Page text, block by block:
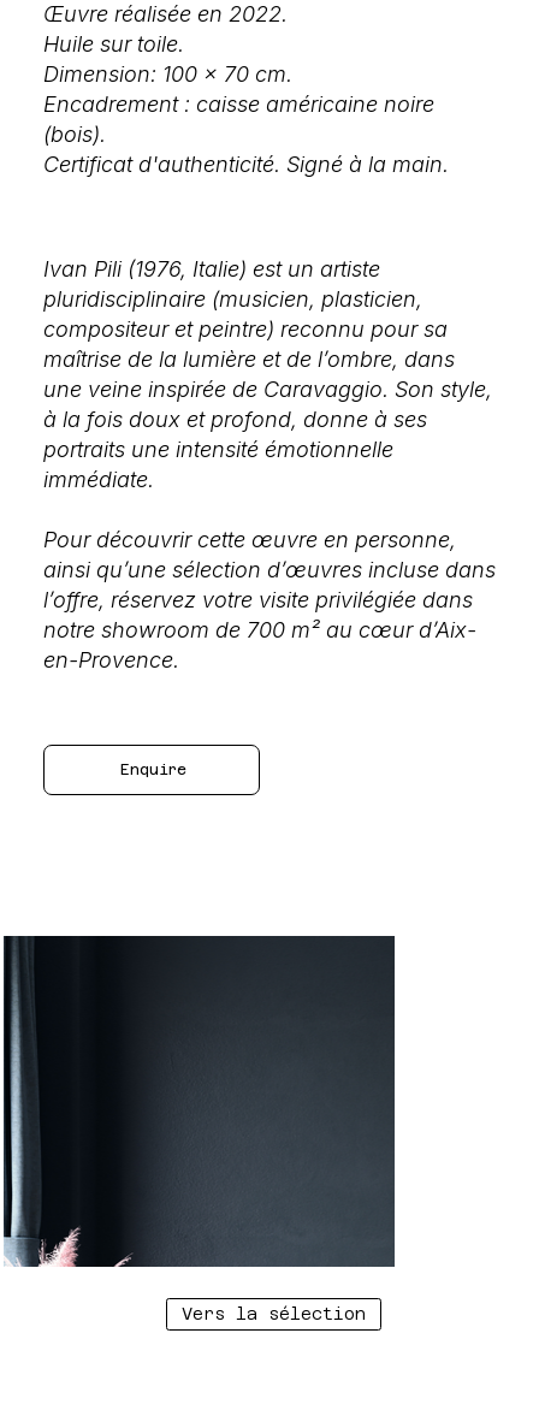
Œuvre réalisée en 2022.
Huile sur toile.
Dimension: 100 x 70 cm.
Encadrement : caisse américaine noire
(bois).
Certificat d'authenticité. Signé à la main.
Ivan Pili (1976, Italie) est un artiste
pluridisciplinaire (musicien, plasticien,
compositeur et peintre) reconnu pour sa
maîtrise de la lumière et de l’ombre, dans
une veine inspirée de Caravaggio. Son style,
à la fois doux et profond, donne à ses
portraits une intensité émotionnelle
immédiate.
Pour découvrir cette œuvre en personne,
ainsi qu’une sélection d’œuvres incluse dans
l’offre, réservez votre visite privilégiée dans
notre showroom de 700 m² au cœur d’Aix-
en-Provence.
Enquire
Vers la sélection